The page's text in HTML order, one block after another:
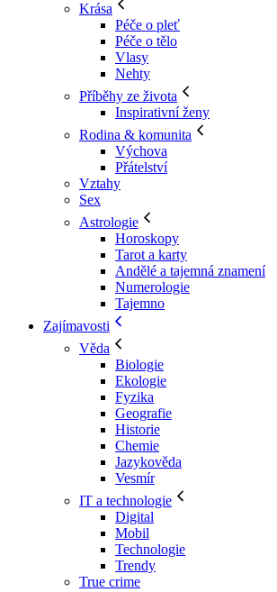
Krása
Péče o pleť
Péče o tělo
Vlasy
Nehty
Příběhy ze života
Inspirativní ženy
Rodina & komunita
Výchova
Přátelství
Vztahy
Sex
Astrologie
Horoskopy
Tarot a karty
Andělé a tajemná znamení
Numerologie
Tajemno
Zajímavosti
Věda
Biologie
Ekologie
Fyzika
Geografie
Historie
Chemie
Jazykověda
Vesmír
IT a technologie
Digital
Mobil
Technologie
Trendy
True crime